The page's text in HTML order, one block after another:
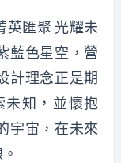
英匯聚 光耀未
藍色星空，營
計理念正是期
未知，並懷抱
宇宙，在未來